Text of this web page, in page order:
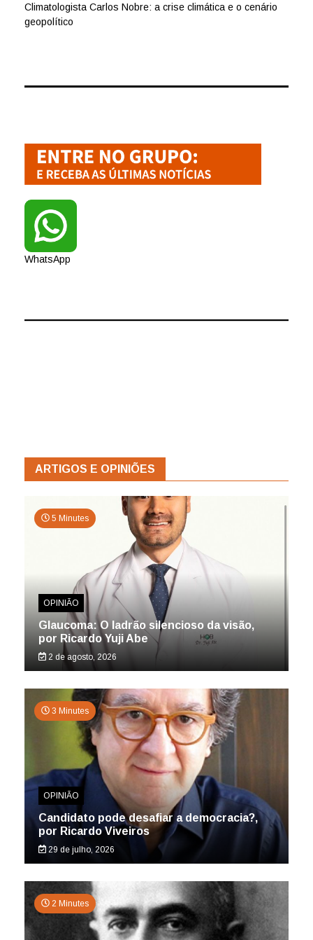
Climatologista Carlos Nobre: a crise climática e o cenário
geopolítico
WhatsApp
ARTIGOS E OPINIÕES
5 Minutes
OPINIÃO
Glaucoma: O ladrão silencioso da visão,
por Ricardo Yuji Abe
2 de agosto, 2026
3 Minutes
OPINIÃO
Candidato pode desafiar a democracia?,
por Ricardo Viveiros
29 de julho, 2026
2 Minutes